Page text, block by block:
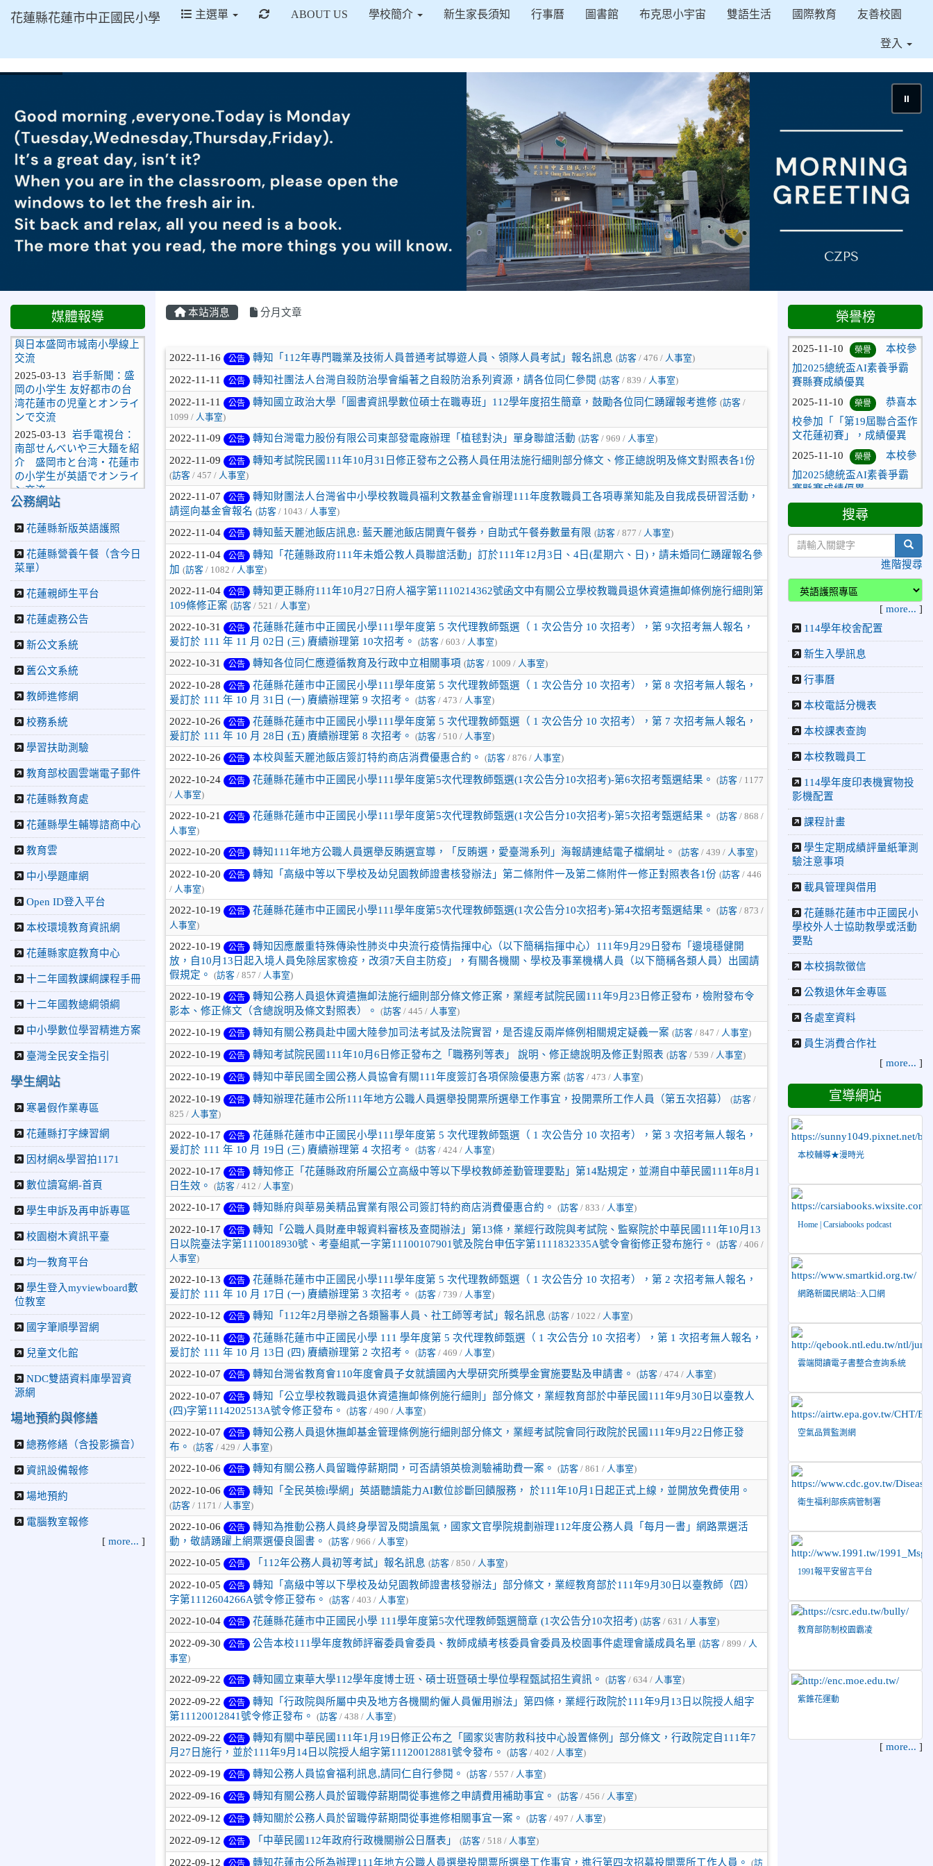
花蓮縣花蓮市中正國民小學 主選單 重新取得佈景設定
ABOUT US 學校簡介 新生家長須知 行事曆 圖書館 布克思小宇宙 雙語生活 國際教育 友善校園
登入
⏸
本站消息 分月文章
文章列表
2022-11-16 公告 轉知「112年專門職業及技術人員普通考試導遊人員、領隊人員考試」報名訊息 (訪客 / 476 / 人事室)
2022-11-11 公告 轉知社團法人台灣自殺防治學會編著之自殺防治系列資源，請各位同仁參閱 (訪客 / 839 / 人事室)
2022-11-11 公告 轉知國立政治大學「圖書資訊學數位碩士在職專班」112學年度招生簡章，鼓勵各位同仁踴躍報考進修 (訪客 /
1099 / 人事室)
2022-11-09 公告 轉知台灣電力股份有限公司東部發電廠辦理「植毬對決」單身聯誼活動 (訪客 / 969 / 人事室)
2022-11-09 公告 轉知考試院民國111年10月31日修正發布之公務人員任用法施行細則部分條文、修正總說明及條文對照表各1份
(訪客 / 457 / 人事室)
2022-11-07 公告
轉知財團法人台灣省中小學校教職員福利文教基金會辦理111年度教職員工各項專業知能及自我成長研習活動，
請逕向基金會報名 (訪客 / 1043 / 人事室)
2022-11-04 公告 轉知藍天麗池飯店訊息: 藍天麗池飯店開賣午餐券，自助式午餐券數量有限 (訪客 / 877 / 人事室)
2022-11-04 公告
轉知「花蓮縣政府111年未婚公教人員聯誼活動」訂於111年12月3日、4日(星期六、日)，請未婚同仁踴躍報名參
加 (訪客 / 1082 / 人事室)
2022-11-04 公告
轉知更正縣府111年10月27日府人福字第1110214362號函文中有關公立學校教職員退休資遣撫卹條例施行細則第
109條修正案 (訪客 / 521 / 人事室)
2022-10-31 公告
花蓮縣花蓮市中正國民小學111學年度第 5 次代理教師甄選（ 1 次公告分 10 次招考），第 9次招考無人報名，
爰訂於 111 年 11 月 02日 (三) 賡續辦理第 10次招考。
(訪客 / 603 / 人事室)
2022-10-31 公告 轉知各位同仁應遵循教育及行政中立相關事項 (訪客 / 1009 / 人事室)
2022-10-28 公告
花蓮縣花蓮市中正國民小學111學年度第 5 次代理教師甄選（ 1 次公告分 10 次招考），第 8 次招考無人報名，
爰訂於 111 年 10 月 31日 (一) 賡續辦理第 9 次招考。
(訪客 / 473 / 人事室)
2022-10-26 公告
花蓮縣花蓮市中正國民小學111學年度第 5 次代理教師甄選（ 1 次公告分 10 次招考），第 7 次招考無人報名，
爰訂於 111 年 10 月 28日 (五) 賡續辦理第 8 次招考。
(訪客 / 510 / 人事室)
2022-10-26 公告 本校與藍天麗池飯店簽訂特約商店消費優惠合約。 (訪客 / 876 / 人事室)
2022-10-24 公告 花蓮縣花蓮市中正國民小學111學年度第5次代理教師甄選(1次公告分10次招考)-第6次招考甄選結果。 (訪客 / 1177
/ 人事室)
2022-10-21 公告 花蓮縣花蓮市中正國民小學111學年度第5次代理教師甄選(1次公告分10次招考)-第5次招考甄選結果。 (訪客 / 868 /
人事室)
2022-10-20 公告 轉知111年地方公職人員選舉反賄選宣導，「反賄選，愛臺灣系列」海報請連結電子檔網址。 (訪客 / 439 / 人事室)
2022-10-20 公告 轉知「高級中等以下學校及幼兒園教師證書核發辦法」第二條附件一及第二條附件一修正對照表各1份 (訪客 / 446
/ 人事室)
2022-10-19 公告 花蓮縣花蓮市中正國民小學111學年度第5次代理教師甄選(1次公告分10次招考)-第4次招考甄選結果。 (訪客 / 873 /
人事室)
2022-10-19 公告
轉知因應嚴重特殊傳染性肺炎中央流行疫情指揮中心（以下簡稱指揮中心）111年9月29日發布「邊境穩健開
放，自10月13日起入境人員免除居家檢疫，改須7天自主防疫」，有關各機關、學校及事業機構人員（以下簡稱各類人員）出國請
假規定。
(訪客 / 857 / 人事室)
2022-10-19 公告
轉知公務人員退休資遣撫卹法施行細則部分條文修正案，業經考試院民國111年9月23日修正發布，檢附發布令
影本、修正條文（含總說明及條文對照表）。
(訪客 / 445 / 人事室)
2022-10-19 公告 轉知有關公務員赴中國大陸參加司法考試及法院實習，是否違反兩岸條例相關規定疑義一案 (訪客 / 847 / 人事室)
2022-10-19 公告 轉知考試院民國111年10月6日修正發布之「職務列等表」 說明、修正總說明及修正對照表 (訪客 / 539 / 人事室)
2022-10-19 公告 轉知中華民國全國公務人員協會有關111年度簽訂各項保險優惠方案 (訪客 / 473 / 人事室)
2022-10-19 公告 轉知辦理花蓮市公所111年地方公職人員選舉投開票所選舉工作事宜，投開票所工作人員（第五次招募） (訪客 /
825 / 人事室)
2022-10-17 公告
花蓮縣花蓮市中正國民小學111學年度第 5 次代理教師甄選（ 1 次公告分 10 次招考），第 3 次招考無人報名，
爰訂於 111 年 10 月 19日 (三) 賡續辦理第 4 次招考。
(訪客 / 424 / 人事室)
2022-10-17 公告
轉知修正「花蓮縣政府所屬公立高級中等以下學校教師差勤管理要點」第14點規定，並溯自中華民國111年8月1
日生效。
(訪客 / 412 / 人事室)
2022-10-17 公告 轉知縣府與華易美精品實業有限公司簽訂特約商店消費優惠合約。 (訪客 / 833 / 人事室)
2022-10-17 公告
轉知「公職人員財產申報資料審核及查閱辦法」第13條，業經行政院與考試院、監察院於中華民國111年10月13
日以院臺法字第1110018930號、考臺組貳一字第11100107901號及院台申伍字第1111832335A號令會銜修正發布施行。
(訪客 / 406 /
人事室)
2022-10-13 公告
花蓮縣花蓮市中正國民小學111學年度第 5 次代理教師甄選（ 1 次公告分 10 次招考），第 2 次招考無人報名，
爰訂於 111 年 10 月 17日 (一) 賡續辦理第 3 次招考。
(訪客 / 739 / 人事室)
2022-10-12 公告 轉知「112年2月舉辦之各類醫事人員、社工師等考試」報名訊息 (訪客 / 1022 / 人事室)
2022-10-11 公告
花蓮縣花蓮市中正國民小學 111 學年度第 5 次代理教師甄選（ 1 次公告分 10 次招考），第 1 次招考無人報名，
爰訂於 111 年 10 月 13日 (四) 賡續辦理第 2 次招考。
(訪客 / 469 / 人事室)
2022-10-07 公告 轉知台灣省教育會110年度會員子女就讀國內大學研究所獎學金實施要點及申請書。 (訪客 / 474 / 人事室)
2022-10-07 公告
轉知「公立學校教職員退休資遣撫卹條例施行細則」部分條文，業經教育部於中華民國111年9月30日以臺教人
(四)字第1114202513A號令修正發布。
(訪客 / 490 / 人事室)
2022-10-07 公告
轉知公務人員退休撫卹基金管理條例施行細則部分條文，業經考試院會同行政院於民國111年9月22日修正發
布。
(訪客 / 429 / 人事室)
2022-10-06 公告 轉知有關公務人員留職停薪期間，可否請領英檢測驗補助費一案。 (訪客 / 861 / 人事室)
2022-10-06 公告 轉知「全民英檢i學網」英語聽讀能力AI數位診斷回饋服務， 於111年10月1日起正式上線，並開放免費使用。
(訪客 / 1171 / 人事室)
2022-10-06 公告
轉知為推動公務人員終身學習及閱讀風氣，國家文官學院規劃辦理112年度公務人員「每月一書」網路票選活
動，敬請踴躍上網票選優良圖書。
(訪客 / 966 / 人事室)
2022-10-05 公告 「112年公務人員初等考試」報名訊息 (訪客 / 850 / 人事室)
2022-10-05 公告
轉知「高級中等以下學校及幼兒園教師證書核發辦法」部分條文，業經教育部於111年9月30日以臺教師（四）
字第1112604266A號令修正發布。
(訪客 / 403 / 人事室)
2022-10-04 公告 花蓮縣花蓮市中正國民小學 111學年度第5次代理教師甄選簡章 (1次公告分10次招考) (訪客 / 631 / 人事室)
2022-09-30 公告 公告本校111學年度教師評審委員會委員、教師成績考核委員會委員及校園事件處理會議成員名單 (訪客 / 899 / 人
事室)
2022-09-22 公告 轉知國立東華大學112學年度博士班、碩士班暨碩士學位學程甄試招生資訊。 (訪客 / 634 / 人事室)
2022-09-22 公告
轉知「行政院與所屬中央及地方各機關約僱人員僱用辦法」第四條，業經行政院於111年9月13日以院授人組字
第11120012841號令修正發布。
(訪客 / 438 / 人事室)
2022-09-22 公告
轉知有關中華民國111年1月19日修正公布之「國家災害防救科技中心設置條例」部分條文，行政院定自111年7
月27日施行，並於111年9月14日以院授人組字第11120012881號令發布。
(訪客 / 402 / 人事室)
2022-09-19 公告 轉知公務人員協會福利訊息,請同仁自行參閱。 (訪客 / 557 / 人事室)
2022-09-16 公告 轉知有關公務人員於留職停薪期間從事進修之申請費用補助事宜。 (訪客 / 456 / 人事室)
2022-09-12 公告 轉知關於公務人員於留職停薪期間從事進修相關事宜一案。 (訪客 / 497 / 人事室)
2022-09-12 公告 「中華民國112年政府行政機關辦公日曆表」 (訪客 / 518 / 人事室)
2022-09-12 公告 轉知花蓮市公所為辦理111年地方公職人員選舉投開票所選舉工作事宜，進行第四次招募投開票所工作人員。 (訪
媒體報導
節為名的自主學習日
2025-03-31
活動
更生日
報:遊戲結合心靈，教育塑
造品格--中正國小親職教育
活動促進親師生交流
2025-03-31 更生日報：中
正國小營造支持性的寫作環
2025-03-27 更生日報：中
國際教育新里程—中正國小
與日本盛岡市城南小學線上
交流
2025-03-13
岡の小学生 友好都市の台
湾花蓮市の児童とオンライ
ンで交流
2025-03-13
南部せんべいや三大麺を紹
介 盛岡市と台湾・花蓮市
の小学生が英語でオンライ
ン交流
2025-03-13 教育廣播電
台：推動國際教育 花蓮中
流
2025-03-31
活動
以兒童
節為名的自主學習日
2025-03-31
活動
報:遊戲結合心靈，教育塑
造品格--中正國小親職教育
活動促進親師生交流
正國小營造支持性的寫作環
境
2025-03-27 更生日報：中
正國小與日本盛岡市城南小
學線上交流
2025-03-14 花蓮新聞網：
國際教育新里程—中正國小
與日本盛岡市城南小學線上
交流
2025-03-13 岩手新聞：盛
岡の小学生 友好都市の台
湾花蓮市の児童とオンライ
ンで交流
2025-03-13 岩手電視台：
南部せんべいや三大麺を紹
介 盛岡市と台湾・花蓮市
の小学生が英語でオンライ
ン交流
2025-03-13 教育廣播電
台：推動國際教育 花蓮中
正國小與日本校學線上交
流
公務網站
花蓮縣新版英語護照
花蓮縣營養午餐（含今日
菜單）
花蓮親師生平台
花蓮處務公告
新公文系統
舊公文系統
教師進修網
校務系統
學習扶助測驗
教育部校園雲端電子郵件
花蓮縣教育處
花蓮縣學生輔導諮商中心
教育雲
中小學題庫網
Open ID登入平台
本校環境教育資訊網
花蓮縣家庭教育中心
十二年國教課綱課程手冊
十二年國教總綱領綱
中小學數位學習精進方案
臺灣全民安全指引
學生網站
寒暑假作業專區
花蓮縣打字練習網
因材網&學習拍1171
數位讀寫網-首頁
學生申訴及再申訴專區
校園樹木資訊平臺
均一教育平台
學生登入myviewboard數
位教室
國字筆順學習網
兒童文化館
NDC雙語資料庫學習資
源網
場地預約與修繕
總務修繕（含投影擴音）
資訊設備報修
場地預約
電腦教室報修
[ more... ]
榮譽榜
校參加「「第19屆聯合盃作
文花蓮初賽」，成績優異
2025-11-10
榮譽
本校參
加2025總統盃AI素養爭霸
賽縣賽成績優異
校參加「「第19屆聯合盃作
文花蓮初賽」，成績優異
加2025總統盃AI素養爭霸
賽縣賽成績優異
搜尋
進階搜尋
[ more... ]
114學年校舍配置
新生入學訊息
行事曆
本校電話分機表
本校課表查詢
本校教職員工
114學年度印表機實物投
影機配置
課程計畫
學生定期成績評量紙筆測
驗注意事項
載具管理與借用
花蓮縣花蓮市中正國民小
學校外人士協助教學或活動
要點
本校捐款徵信
公教退休年金專區
各處室資料
員生消費合作社
[ more... ]
宣導網站
本校輔導★漫時光
Home | Carsiabooks podcast
網路新國民網站::入口網
雲端閱讀電子書整合查詢系統
空氣品質監測網
衛生福利部疾病管制署
1991報平安留言平台
教育部防制校園霸凌
紫錐花運動
[ more... ]